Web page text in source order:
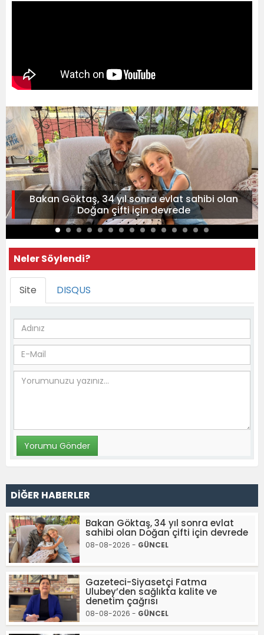
Bakan Göktaş, 34 yıl sonra evlat sahibi olan
Doğan çifti için devrede
Neler Söylendi?
Site DISQUS
DİĞER HABERLER
Bakan Göktaş, 34 yıl sonra evlat
sahibi olan Doğan çifti için devrede
08-08-2026 - GÜNCEL
Gazeteci-Siyasetçi Fatma
Ulubey’den sağlıkta kalite ve
denetim çağrısı
08-08-2026 - GÜNCEL